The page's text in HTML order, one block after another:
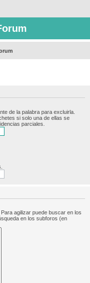
de la palabra para excluirla.
si solo una de ellas se
parciales.
agilizar puede buscar en los
en los subforos (en